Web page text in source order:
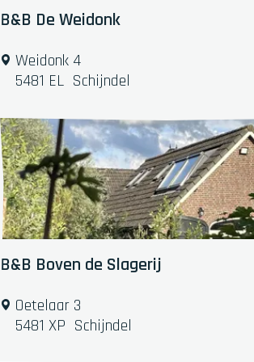
t
L
d
i
n
g
s
h
o
e
e
B&B De Weidonk
B
D
e
W
e
d
o
n
Weidonk 4
5481 EL Schijndel
B&B Boven de Slagerij
B Oetelaar 3
5481 XP Schijndel